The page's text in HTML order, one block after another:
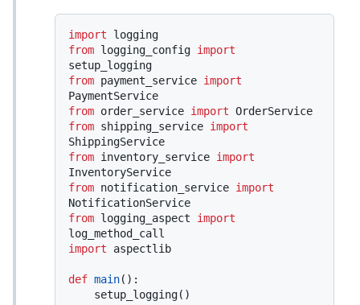
import
from logging_config import
from payment_service import
from order_service import
from shipping_service import
from inventory_service import
from notification_service import
from logging_aspect import
import aspectlib
def main():